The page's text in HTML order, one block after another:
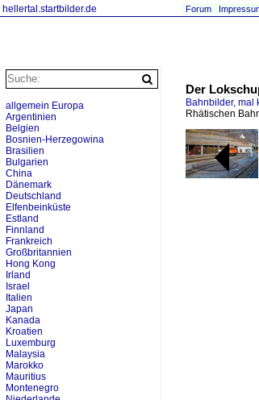
hellertal.startbilder.de Forum
Der
Bahnbilder, mal
Rhätischen
allgemein Europa
Argentinien
Belgien
Bosnien-Herzegowina
Brasilien
Bulgarien
China
Dänemark
Deutschland
Elfenbeinküste
Estland
Finnland
Frankreich
Großbritannien
Hong Kong
Irland
Israel
Italien
Japan
Kanada
Kroatien
Luxemburg
Malaysia
Marokko
Mauritius
Montenegro